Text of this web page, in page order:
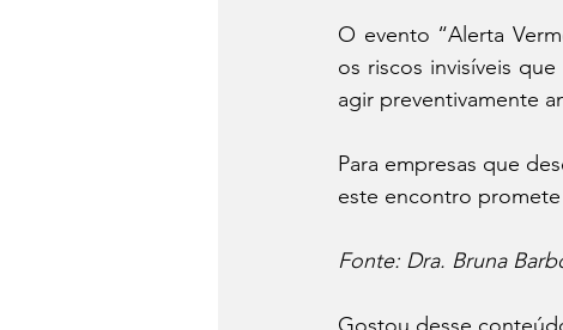
O evento “Alerta
os riscos invisíveis
agir preventivamente
Para empresas que
este encontro
Fonte: Dra. Bruna